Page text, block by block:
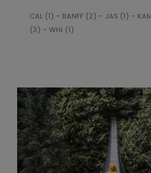
CAL (1) – BANFF (2) – JAS (1) –
(3) – WHI (1)